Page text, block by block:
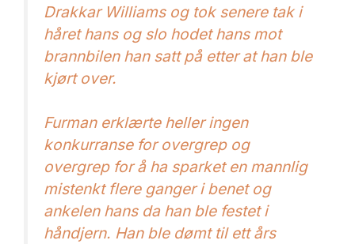
Drakkar Williams og tok senere tak i
håret hans og slo hodet hans mot
brannbilen han satt på etter at han ble
kjørt over.
Furman erklærte heller ingen
konkurranse for overgrep og
overgrep for å ha sparket en mannlig
mistenkt flere ganger i benet og
ankelen hans da han ble festet i
håndjern. Han ble dømt til ett års